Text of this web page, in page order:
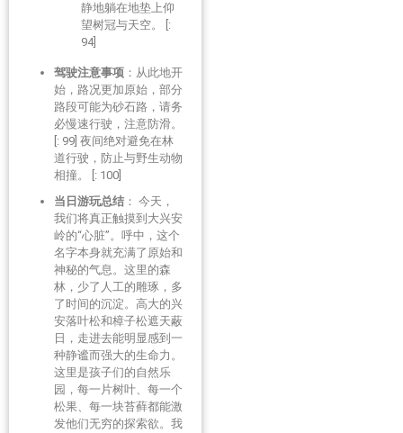
静地躺在地垫上仰
望树冠与天空。 [:
94]
驾驶注意事项 ：从此地开
始，路况更加原始，部分
路段可能为砂石路，请务
必慢速行驶，注意防滑。
[: 99] 夜间绝对避免在林
道行驶，防止与野生动物
相撞。 [: 100]
当日游玩总结 ： 今天，
我们将真正触摸到大兴安
岭的“心脏”。呼中，这个
名字本身就充满了原始和
神秘的气息。这里的森
林，少了人工的雕琢，多
了时间的沉淀。高大的兴
安落叶松和樟子松遮天蔽
日，走进去能明显感到一
种静谧而强大的生命力。
这里是孩子们的自然乐
园，每一片树叶、每一个
松果、每一块苔藓都能激
发他们无穷的探索欲。我